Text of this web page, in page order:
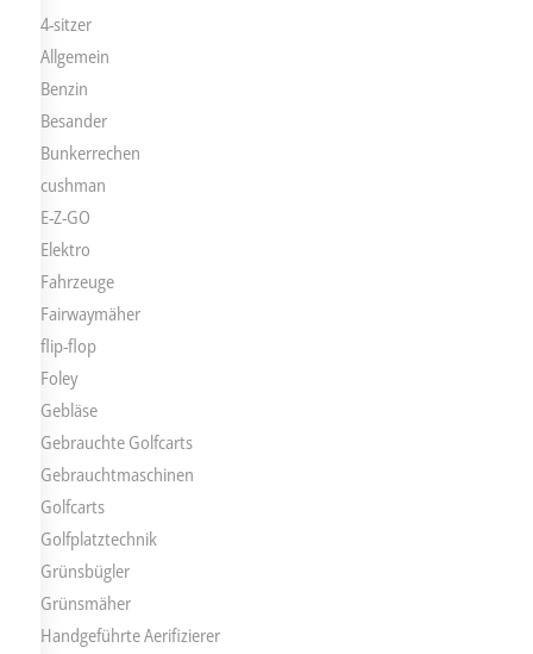
4-sitzer
Allgemein
Benzin
Besander
Bunkerrechen
cushman
E-Z-GO
Elektro
Fahrzeuge
Fairwaymäher
flip-flop
Foley
Gebläse
Gebrauchte Golfcarts
Gebrauchtmaschinen
Golfcarts
Golfplatztechnik
Grünsbügler
Grünsmäher
Handgeführte Aerifizierer